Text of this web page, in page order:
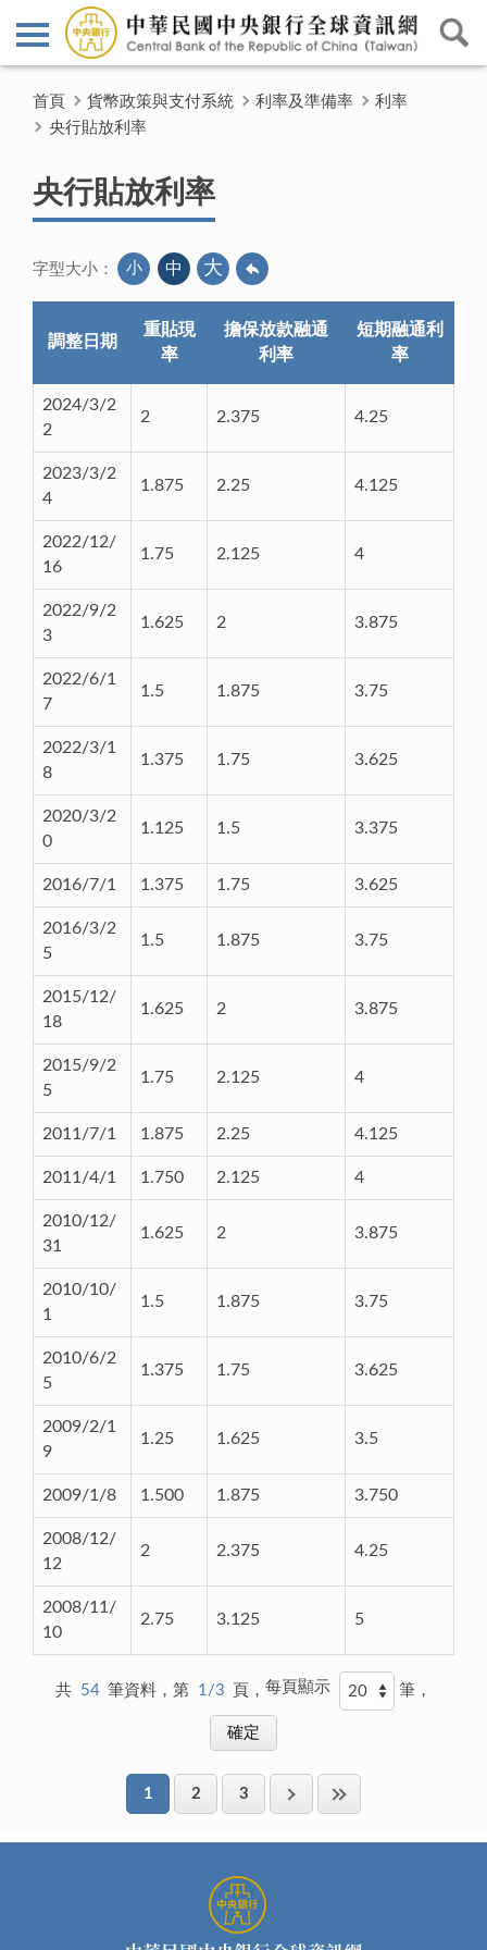
首頁 貨幣政策與支付系統 利率及準備率
利率
央行貼放利率
央行貼放利率
字型大小： 小 中 大
調整日期
重貼現
率
擔保放款融通
利率
短期融通利
率
2024/3/2
2
2 2.375 4.25
2023/3/2
4
1.875 2.25 4.125
2022/12/
16
1.75 2.125 4
2022/9/2
3
1.625 2 3.875
2022/6/1
7
1.5 1.875 3.75
2022/3/1
8
1.375 1.75 3.625
2020/3/2
0
1.125 1.5 3.375
2016/7/1 1.375 1.75 3.625
2016/3/2
5
1.5 1.875 3.75
2015/12/
18
1.625 2 3.875
2015/9/2
5
1.75 2.125 4
2011/7/1 1.875 2.25 4.125
2011/4/1 1.750 2.125 4
2010/12/
31
1.625 2 3.875
2010/10/
1
1.5 1.875 3.75
2010/6/2
5
1.375 1.75 3.625
2009/2/1
9
1.25 1.625 3.5
2009/1/8 1.500 1.875 3.750
2008/12/
12
2 2.375 4.25
2008/11/
10
2.75 3.125 5
共 54 筆資料，第 1/3 頁， 每頁顯示 筆，
1 2 3